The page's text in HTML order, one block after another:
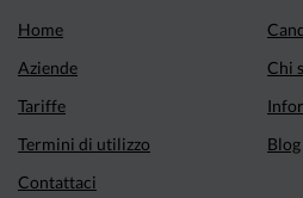
Home
Aziende
Chi
Tariffe
Termini di utilizzo
Blog
Contattaci